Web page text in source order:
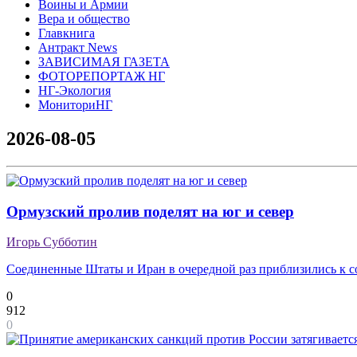
Воины и Армии
Вера и общество
Главкнига
Антракт News
ЗАВИСИМАЯ ГАЗЕТА
ФОТОРЕПОРТАЖ НГ
НГ-Экология
МониториНГ
2026-08-05
Ормузский пролив поделят на юг и север
Игорь Субботин
Соединенные Штаты и Иран в очередной раз приблизились к
0
912
0